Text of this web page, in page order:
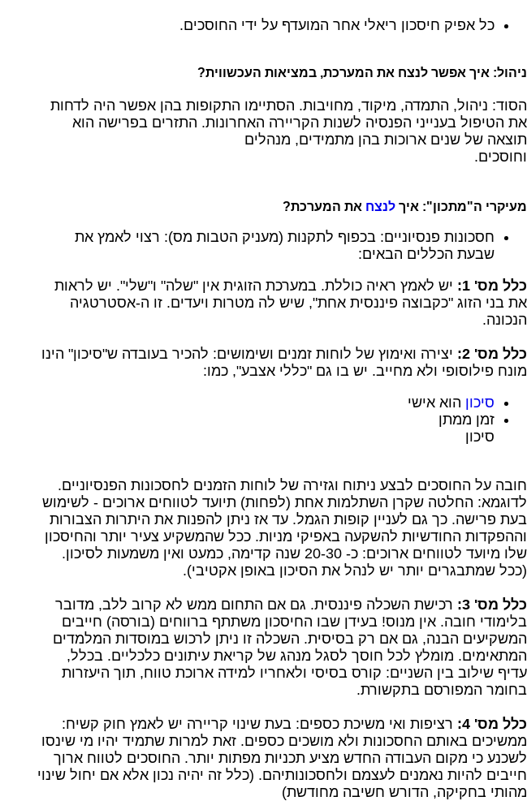
כל אפיק חיסכון ריאלי אחר המועדף על ידי החוסכים.
ניהול: איך אפשר לנצח את המערכת, במציאות העכשווית?
הסוד: ניהול, התמדה, מיקוד, מחויבות. הסתיימו התקופות בהן אפשר היה לדחות
את הטיפול בענייני הפנסיה לשנות הקריירה האחרונות. התזרים בפרישה הוא
תוצאה של שנים ארוכות בהן מתמידים, מנהלים
וחוסכים.
מעיקרי ה"מתכון": איך לנצח את המערכת?
חסכונות פנסיוניים: בכפוף לתקנות (מעניק הטבות מס): רצוי לאמץ את
שבעת הכללים הבאים:
כלל מס' 1:
יש לאמץ ראיה כוללת. במערכת הזוגית אין "שלה" ו"שלי". יש לראות
את בני הזוג "כקבוצה פיננסית אחת", שיש לה מטרות ויעדים. זו ה-אסטרטגיה
הנכונה.
כלל מס' 2:
יצירה ואימוץ של לוחות זמנים ושימושים: להכיר בעובדה ש"סיכון" הינו
מונח פילוסופי ולא מחייב. יש בו גם "כללי אצבע", כמו:
סיכון הוא אישי
זמן ממתן
סיכון
חובה על החוסכים לבצע ניתוח וגזירה של לוחות הזמנים לחסכונות הפנסיוניים.
לדוגמא: החלטה שקרן השתלמות אחת (לפחות) תיועד לטווחים ארוכים - לשימוש
בעת פרישה. כך גם לעניין קופות הגמל. עד אז ניתן להפנות את היתרות הצבורות
וההפקדות החודשיות להשקעה באפיקי מניות. ככל שהמשקיע צעיר יותר והחיסכון
שלו מיועד לטווחים ארוכים: כ- 20-30 שנה קדימה, כמעט ואין משמעות לסיכון.
(ככל שמתבגרים יותר יש לנהל את הסיכון באופן אקטיבי).
כלל מס' 3:
רכישת השכלה פיננסית. גם אם התחום ממש לא קרוב ללב, מדובר
בלימודי חובה. אין מנוס! בעידן שבו החיסכון משתתף ברווחים (בורסה) חייבים
המשקיעים הבנה, גם אם רק בסיסית. השכלה זו ניתן לרכוש במוסדות המלמדים
המתאימים. מומלץ לכל חוסך לסגל מנהג של קריאת עיתונים כלכליים. בכלל,
עדיף שילוב בין השניים: קורס בסיסי ולאחריו למידה ארוכת טווח, תוך היעזרות
בחומר המפורסם בתקשורת.
כלל מס' 4:
רציפות ואי משיכת כספים: בעת שינוי קריירה יש לאמץ חוק קשיח:
ממשיכים באותם החסכונות ולא מושכים כספים. זאת למרות שתמיד יהיו מי שינסו
לשכנע כי מקום העבודה החדש מציע תכניות מפתות יותר. החוסכים לטווח ארוך
חייבים להיות נאמנים לעצמם ולחסכונותיהם. (כלל זה יהיה נכון אלא אם יחול שינוי
מהותי בחקיקה, הדורש חשיבה מחודשת)